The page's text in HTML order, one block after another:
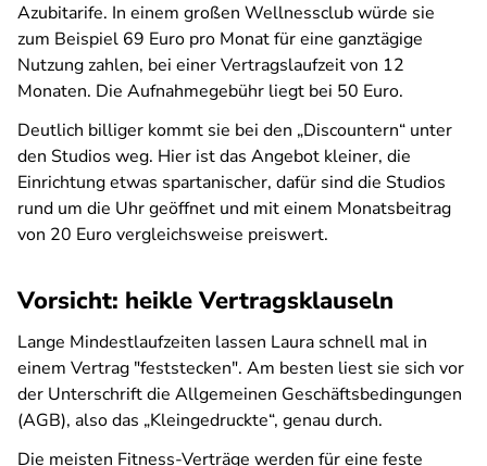
Azubitarife. In einem großen Wellnessclub würde sie
zum Beispiel 69 Euro pro Monat für eine ganztägige
Nutzung zahlen, bei einer Vertragslaufzeit von 12
Monaten. Die Aufnahmegebühr liegt bei 50 Euro.
Deutlich billiger kommt sie bei den „Discountern“ unter
den Studios weg. Hier ist das Angebot kleiner, die
Einrichtung etwas spartanischer, dafür sind die Studios
rund um die Uhr geöffnet und mit einem Monatsbeitrag
von 20 Euro vergleichsweise preiswert.
Vorsicht: heikle Vertragsklauseln
Lange Mindestlaufzeiten lassen Laura schnell mal in
einem Vertrag "feststecken". Am besten liest sie sich vor
der Unterschrift die Allgemeinen Geschäftsbedingungen
(AGB), also das „Kleingedruckte“, genau durch.
Die meisten Fitness-Verträge werden für eine feste